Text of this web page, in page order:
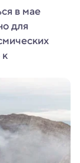
в мае
для